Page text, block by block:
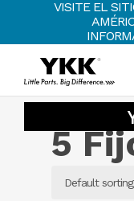
content
VISITE EL
5